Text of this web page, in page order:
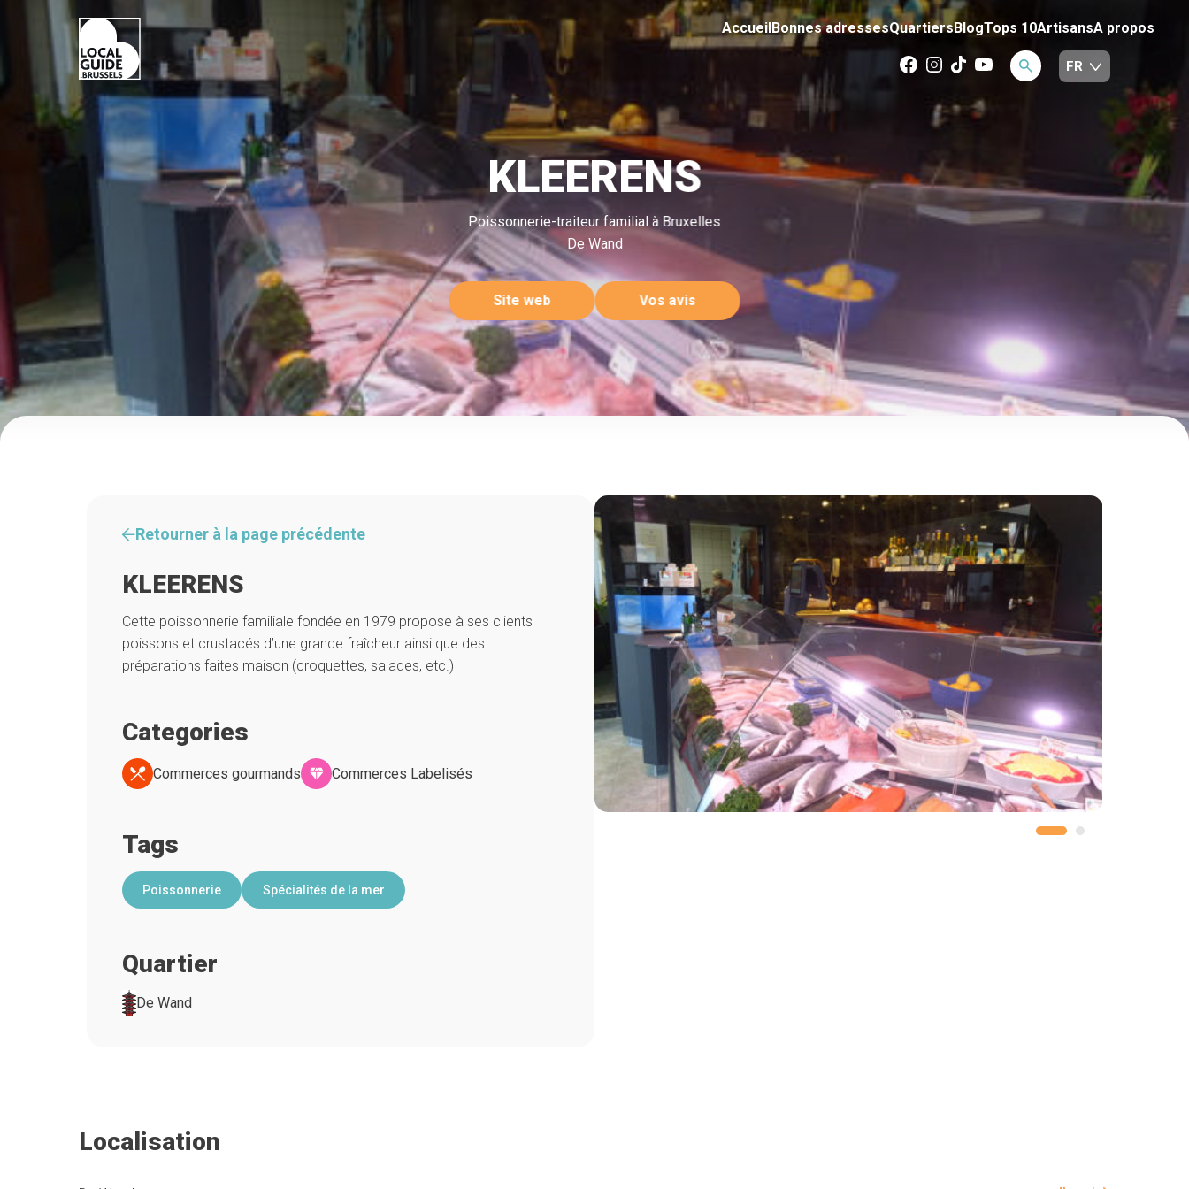
AccueilBonnes adressesQuartiersBlogTops 10ArtisansA propos
KLEERENS
Poissonnerie-traiteur familial à Bruxelles
De Wand
Site web Vos avis
Retourner à la page précédente
KLEERENS
Cette poissonnerie familiale fondée en 1979 propose à ses clients
poissons et crustacés d’une grande fraîcheur ainsi que des
préparations faites maison (croquettes, salades, etc.)
Categories
Commerces gourmands Commerces Labelisés
Tags
Poissonnerie Spécialités de la mer
Quartier
De Wand
Localisation